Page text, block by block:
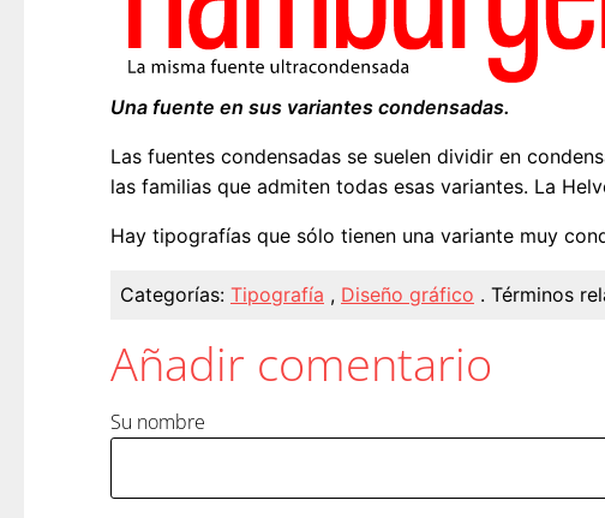
Una fuente en sus variantes condensadas.
Las fuentes condensadas se suelen dividir en
las familias que admiten todas esas variantes. La
Hay tipografías que sólo tienen una variante muy
Categorías: Tipografía , Diseño gráfico . Términos
Añadir comentario
Su nombre